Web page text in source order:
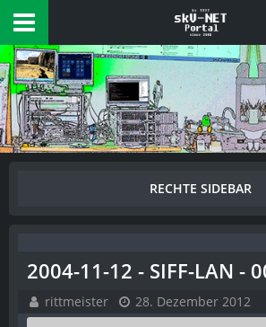
2004-11-12 - SIFF-LAN -
rittmeister 28. Dezember 2012